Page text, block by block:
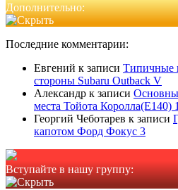
Дополнительно:
Последние комментарии:
Евгений к записи Типичные
стороны Subaru Outback V
Александр к записи
места Тойота Королла(Е140)
Георгий Чеботарев к записи
капотом Форд Фокус 3
Вступайте в нашу группу: